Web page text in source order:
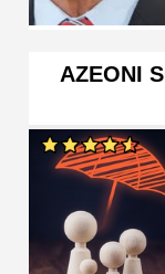
AZEONI